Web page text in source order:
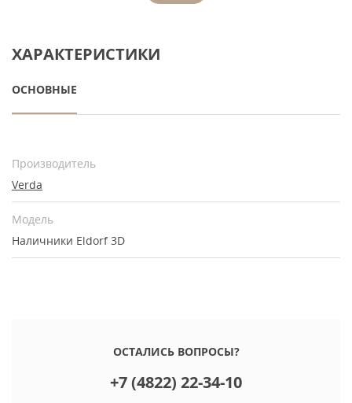
ХАРАКТЕРИСТИКИ
ОСНОВНЫЕ
Производитель
Verda
Модель
Наличники Eldorf 3D
ОСТАЛИСЬ ВОПРОСЫ?
+7 (4822) 22-34-10